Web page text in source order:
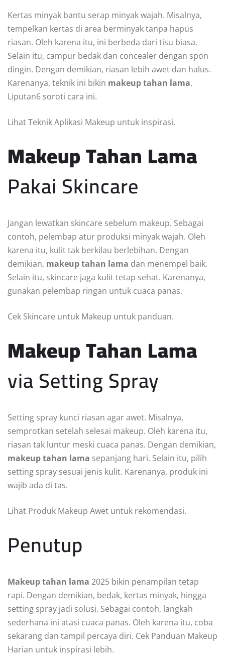
Kertas minyak bantu serap minyak wajah. Misalnya,
tempelkan kertas di area berminyak tanpa hapus
riasan. Oleh karena itu, ini berbeda dari tisu biasa.
Selain itu, campur bedak dan concealer dengan spon
dingin. Dengan demikian, riasan lebih awet dan halus.
Karenanya, teknik ini bikin makeup tahan lama.
Liputan6 soroti cara ini.
Lihat Teknik Aplikasi Makeup untuk inspirasi.
Makeup Tahan Lama
Pakai Skincare
Jangan lewatkan skincare sebelum makeup. Sebagai
contoh, pelembap atur produksi minyak wajah. Oleh
karena itu, kulit tak berkilau berlebihan. Dengan
demikian, makeup tahan lama dan menempel baik.
Selain itu, skincare jaga kulit tetap sehat. Karenanya,
gunakan pelembap ringan untuk cuaca panas.
Cek Skincare untuk Makeup untuk panduan.
Makeup Tahan Lama
via Setting Spray
Setting spray kunci riasan agar awet. Misalnya,
semprotkan setelah selesai makeup. Oleh karena itu,
riasan tak luntur meski cuaca panas. Dengan demikian,
makeup tahan lama sepanjang hari. Selain itu, pilih
setting spray sesuai jenis kulit. Karenanya, produk ini
wajib ada di tas.
Lihat Produk Makeup Awet untuk rekomendasi.
Penutup
Makeup tahan lama 2025 bikin penampilan tetap
rapi. Dengan demikian, bedak, kertas minyak, hingga
setting spray jadi solusi. Sebagai contoh, langkah
sederhana ini atasi cuaca panas. Oleh karena itu, coba
sekarang dan tampil percaya diri. Cek Panduan Makeup
Harian untuk inspirasi lebih.